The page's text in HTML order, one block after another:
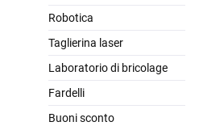
Robotica
Taglierina laser
Laboratorio di bricolage
Fardelli
Buoni sconto